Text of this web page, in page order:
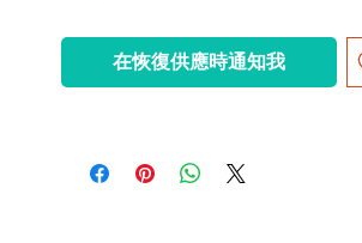
在恢復供應時通知我